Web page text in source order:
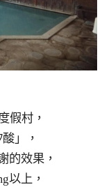
假村，
」，
的效果，
以上，